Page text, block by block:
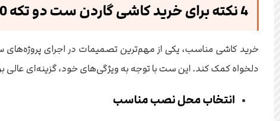
4 نکته برای خرید کاشی گاردن ست دو تکه 60×30
خرید کاشی مناسب، یکی از مهم‌ترین تصمیمات در اجرای پروژه‌های
دلخواه کمک کند. این ست با توجه به ویژگی‌های خود، گزینه‌ای
انتخاب محل نصب مناسب